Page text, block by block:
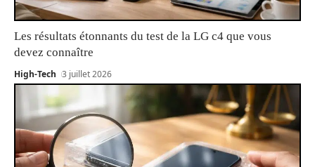
Les résultats étonnants du test de la LG c4 que vous
devez connaître
High-Tech 3 juillet 2026